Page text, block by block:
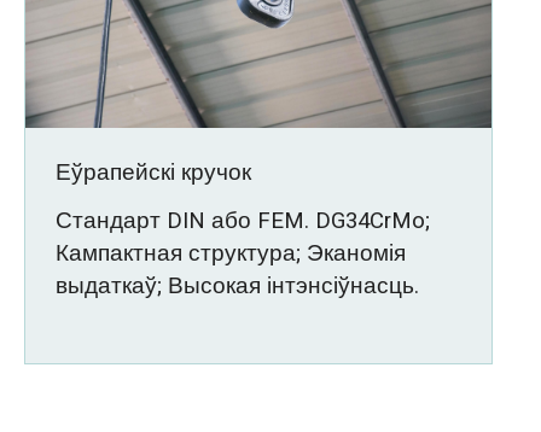
Еўрапейскі кручок
Стандарт DIN або FEM. DG34CrMo;
Кампактная структура; Эканомія
выдаткаў; Высокая інтэнсіўнасць.